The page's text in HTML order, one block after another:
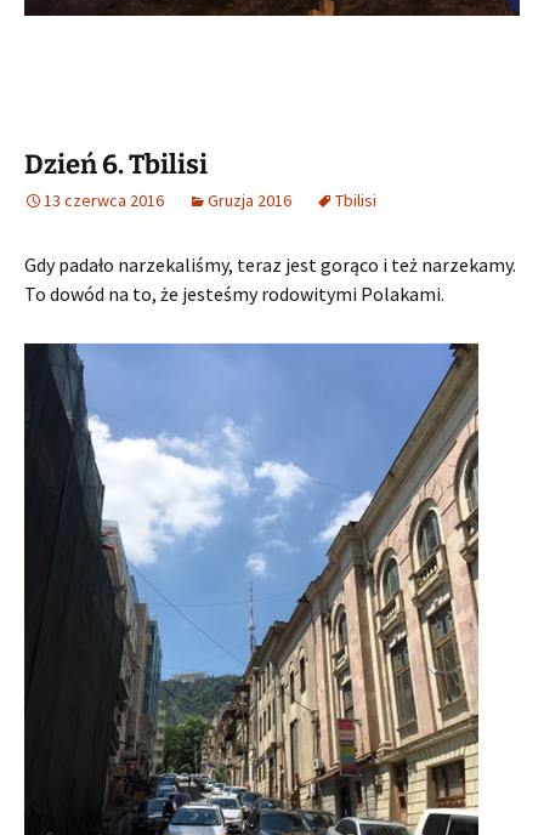
Dzień 6. Tbilisi
13 czerwca 2016 Gruzja 2016 Tbilisi
Gdy padało narzekaliśmy, teraz jest gorąco i też narzekamy.
To dowód na to, że jesteśmy rodowitymi Polakami.